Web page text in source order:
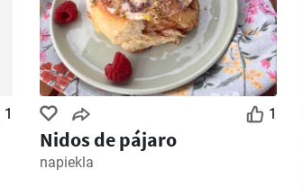
1 1
Nidos de pájaro
napiekla